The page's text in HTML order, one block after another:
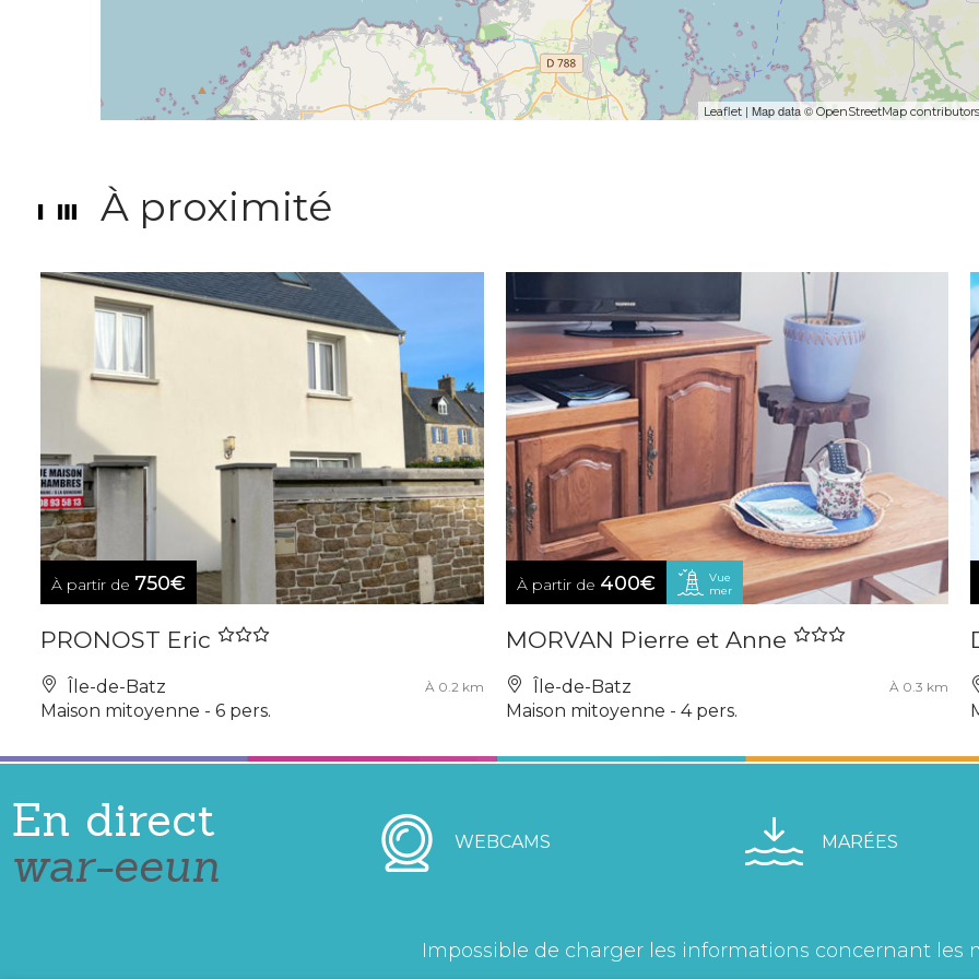
Leaflet | Map data ©OpenStreetMap
À proximité
À partir de 750€
PRONOST Eric
Île-de-Batz À 0.2 km
Maison mitoyenne - 6 pers.
À partir de 400€
Vue
mer
MORVAN Pierre et Anne
Île-de-Batz À 0.3 km
Maison mitoyenne - 4 pers.
En direct
war-eeun WEBCAMS MARÉES
Impossible de charger les informations concernant les